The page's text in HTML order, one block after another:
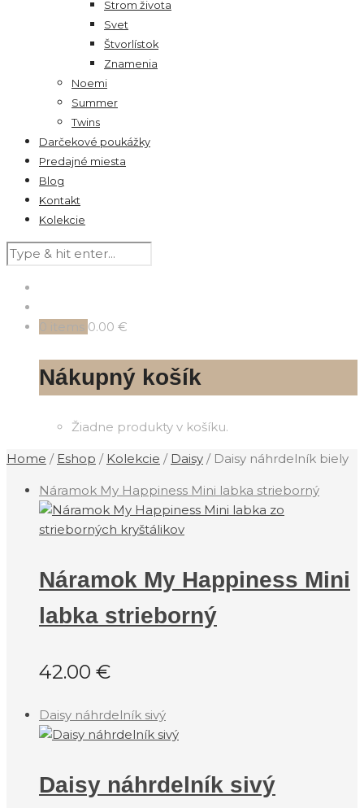
Strom života
Svet
Štvorlístok
Znamenia
Noemi
Summer
Twins
Darčekové poukážky
Predajné miesta
Blog
Kontakt
Kolekcie
0 items 0.00 €
Nákupný košík
Žiadne produkty v košíku.
Home / Eshop / Kolekcie / Daisy / Daisy náhrdelník biely
Náramok My Happiness Mini labka strieborný
Náramok My Happiness Mini
labka strieborný
42.00 €
Daisy náhrdelník sivý
Daisy náhrdelník sivý